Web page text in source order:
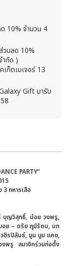
10% จำนวน 4
นลด 10%
ำกัด )
ก็ตเมเจอร์ 13
Gift มารับ
PARTY”
3 ทหารเสือ
บุญวิสุทธิ์, น้อย วงพรู,
อย – ตรัย ภูมิรัตน, นภ
ชิรปิลันธ์, บูม บูม แคช,
งพรู
สมาชิกร่วมก่อตั้ง